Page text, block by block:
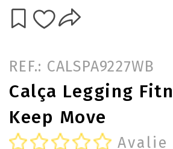
REF.: CALSPA9227WB
Calça Legging
Keep Move